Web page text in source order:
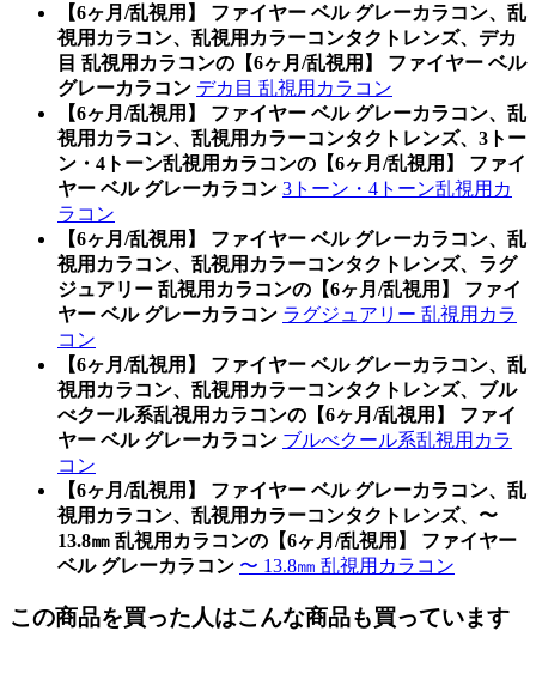
【6ヶ月/乱視用】 ファイヤー ベル グレーカラコン、乱
視用カラコン、乱視用カラーコンタクトレンズ、デカ
目 乱視用カラコンの【6ヶ月/乱視用】 ファイヤー ベル
グレーカラコン デカ目 乱視用カラコン
【6ヶ月/乱視用】 ファイヤー ベル グレーカラコン、乱
視用カラコン、乱視用カラーコンタクトレンズ、3トー
ン・4トーン乱視用カラコンの【6ヶ月/乱視用】 ファイ
ヤー ベル グレーカラコン 3トーン・4トーン乱視用カ
ラコン
【6ヶ月/乱視用】 ファイヤー ベル グレーカラコン、乱
視用カラコン、乱視用カラーコンタクトレンズ、ラグ
ジュアリー 乱視用カラコンの【6ヶ月/乱視用】 ファイ
ヤー ベル グレーカラコン ラグジュアリー 乱視用カラ
コン
【6ヶ月/乱視用】 ファイヤー ベル グレーカラコン、乱
視用カラコン、乱視用カラーコンタクトレンズ、ブル
べクール系乱視用カラコンの【6ヶ月/乱視用】 ファイ
ヤー ベル グレーカラコン ブルべクール系乱視用カラ
コン
【6ヶ月/乱視用】 ファイヤー ベル グレーカラコン、乱
視用カラコン、乱視用カラーコンタクトレンズ、〜
13.8㎜ 乱視用カラコンの【6ヶ月/乱視用】 ファイヤー
ベル グレーカラコン 〜 13.8㎜ 乱視用カラコン
この商品を買った人はこんな商品も買っています